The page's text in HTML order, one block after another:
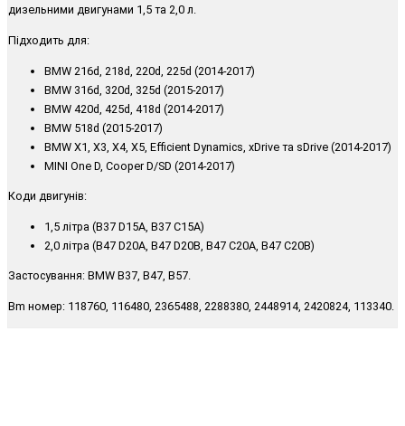
дизельними двигунами 1,5 та 2,0 л.
Підходить для:
BMW 216d, 218d, 220d, 225d (2014-2017)
BMW 316d, 320d, 325d (2015-2017)
BMW 420d, 425d, 418d (2014-2017)
BMW 518d (2015-2017)
BMW X1, X3, X4, X5, Efficient Dynamics, xDrive та sDrive (2014-2017)
MINI One D, Cooper D/SD (2014-2017)
Коди двигунів:
1,5 літра (B37 D15A, B37 C15A)
2,0 літра (B47 D20A, B47 D20B, B47 C20A, B47 C20B)
Застосування: BMW B37, B47, B57.
Bm номер: 118760, 116480, 2365488, 2288380, 2448914, 2420824, 113340.